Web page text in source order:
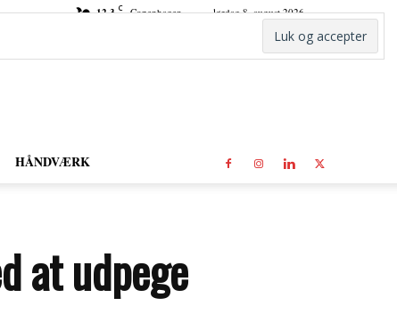
12.3 C Copenhagen lørdag 8. august 2026
HÅNDVÆRK
at udpege